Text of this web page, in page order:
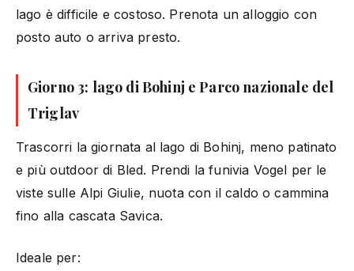
lago è difficile e costoso. Prenota un alloggio con
posto auto o arriva presto.
Giorno 3: lago di Bohinj e Parco nazionale del
Triglav
Trascorri la giornata al lago di Bohinj, meno patinato
e più outdoor di Bled. Prendi la funivia Vogel per le
viste sulle Alpi Giulie, nuota con il caldo o cammina
fino alla cascata Savica.
Ideale per: